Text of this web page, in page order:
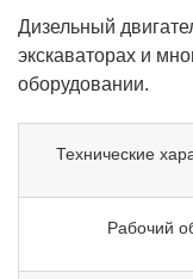
Дизельный
экскаваторах и
оборудовании.
Технические
Рабочий